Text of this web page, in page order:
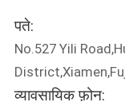
पते:
No.527 Yili
व्यावसायिक फ़ोन: